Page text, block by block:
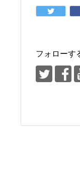
フォローす